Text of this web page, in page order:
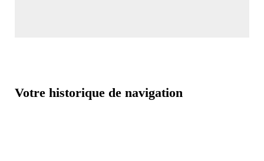
Votre historique de navigation